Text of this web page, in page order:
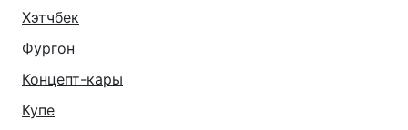
Хэтчбек
Фургон
Концепт-кары
Купе